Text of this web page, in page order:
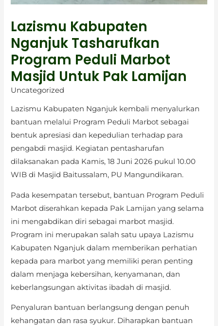
Lazismu Kabupaten
Nganjuk Tasharufkan
Program Peduli Marbot
Masjid Untuk Pak Lamijan
Uncategorized
Lazismu Kabupaten Nganjuk kembali menyalurkan
bantuan melalui Program Peduli Marbot sebagai
bentuk apresiasi dan kepedulian terhadap para
pengabdi masjid. Kegiatan pentasharufan
dilaksanakan pada Kamis, 18 Juni 2026 pukul 10.00
WIB di Masjid Baitussalam, PU Mangundikaran.
Pada kesempatan tersebut, bantuan Program Peduli
Marbot diserahkan kepada Pak Lamijan yang selama
ini mengabdikan diri sebagai marbot masjid.
Program ini merupakan salah satu upaya Lazismu
Kabupaten Nganjuk dalam memberikan perhatian
kepada para marbot yang memiliki peran penting
dalam menjaga kebersihan, kenyamanan, dan
keberlangsungan aktivitas ibadah di masjid.
Penyaluran bantuan berlangsung dengan penuh
kehangatan dan rasa syukur. Diharapkan bantuan